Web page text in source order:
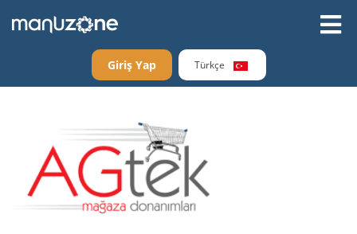
Giriş Yap Türkçe